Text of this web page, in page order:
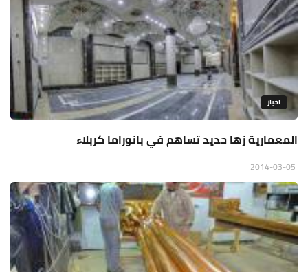
اخبار
المعمارية زها حديد تساهم في بانوراما كربلاء